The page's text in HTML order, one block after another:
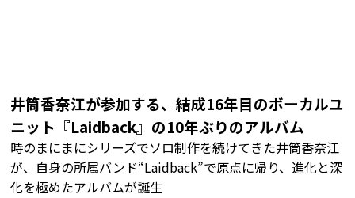
井筒香奈江が参加する、結成16年目のボーカルユ
ニット『Laidback』の10年ぶりのアルバム
時のまにまにシリーズでソロ制作を続けてきた井筒香奈江
が、自身の所属バンド“Laidback”で原点に帰り、進化と深
化を極めたアルバムが誕生